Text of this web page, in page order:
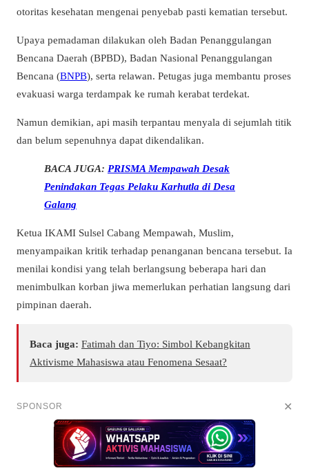
otoritas kesehatan mengenai penyebab pasti kematian tersebut.
Upaya pemadaman dilakukan oleh Badan Penanggulangan
Bencana Daerah (BPBD), Badan Nasional Penanggulangan
Bencana (BNPB), serta relawan. Petugas juga membantu proses
evakuasi warga terdampak ke rumah kerabat terdekat.
Namun demikian, api masih terpantau menyala di sejumlah titik
dan belum sepenuhnya dapat dikendalikan.
BACA JUGA: PRISMA Mempawah Desak
Penindakan Tegas Pelaku Karhutla di Desa
Galang
Ketua IKAMI Sulsel Cabang Mempawah, Muslim,
menyampaikan kritik terhadap penanganan bencana tersebut. Ia
menilai kondisi yang telah berlangsung beberapa hari dan
menimbulkan korban jiwa memerlukan perhatian langsung dari
pimpinan daerah.
Baca juga: Fatimah dan Tiyo: Simbol Kebangkitan
Aktivisme Mahasiswa atau Fenomena Sesaat?
SPONSOR ✕